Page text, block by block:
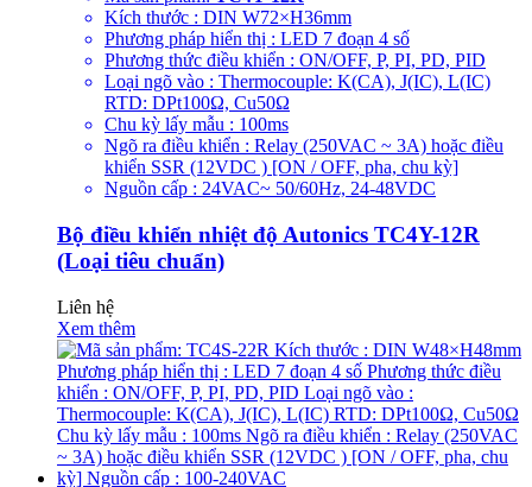
Kích thước : DIN W72×H36mm
Phương pháp hiển thị : LED 7 đoạn 4 số
Phương thức điều khiển : ON/OFF, P, PI, PD, PID
Loại ngõ vào : Thermocouple: K(CA), J(IC), L(IC)
RTD: DPt100Ω, Cu50Ω
Chu kỳ lấy mẫu : 100ms
Ngõ ra điều khiển : Relay (250VAC ~ 3A) hoặc điều
khiển SSR (12VDC ) [ON / OFF, pha, chu kỳ]
Nguồn cấp : 24VAC~ 50/60Hz, 24-48VDC
Bộ điều khiển nhiệt độ Autonics TC4Y-12R
(Loại tiêu chuẩn)
Liên hệ
Xem thêm